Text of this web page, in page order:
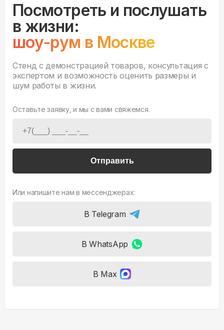
Посмотреть и послушать
в жизни:
шоу-рум в Москве
Стенд с демонстрацией товаров, консультация с
экспертом и возможность оценить размеры и
шум работы в жизни.
Оставьте заявку, и мы с вами свяжемся.
Отправить
Или напишите нам в мессенджерах:
В Telegram
В WhatsApp
В Max